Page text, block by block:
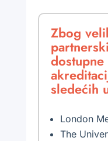
Zbog
sledećih
London
The